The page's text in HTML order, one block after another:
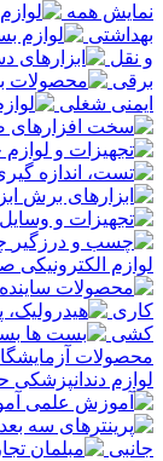
نمایش همه
بهداشتی
و نقل
برقی
ایمنی شغلی
لوازم الکترونیکی
کاری
کشی
محصولات
لوازم دندانپزشکی
جانبی